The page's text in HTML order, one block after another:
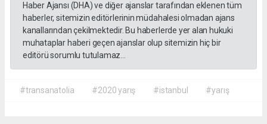
Haber Ajansı (DHA) ve diğer ajanslar tarafından eklenen tüm
haberler, sitemizin editörlerinin müdahalesi olmadan ajans
kanallarından çekilmektedir. Bu haberlerde yer alan hukuki
muhataplar haberi geçen ajanslar olup sitemizin hiç bir
editörü sorumlu tutulamaz...
#transanatolia #2020 yarış #istanbul #yarış